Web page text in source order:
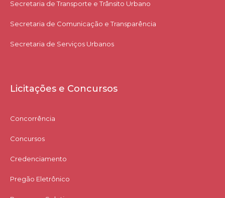
Secretaria de Transporte e Trânsito Urbano
Secretaria de Comunicação e Transparência
Secretaria de Serviços Urbanos
Licitações e Concursos
Concorrência
Concursos
Credenciamento
Pregão Eletrônico